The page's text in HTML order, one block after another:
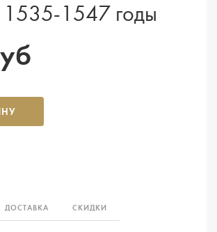
1535-1547 годы
ДОСТАВКА СКИДКИ